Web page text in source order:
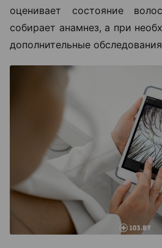
оценивает состояние
собирает анамнез, а при
дополнительные